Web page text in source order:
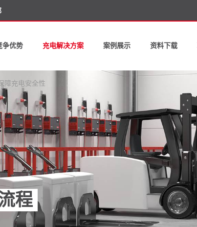
争优势 充电解决方案 案例展示 资料下载
障充电安全性
程